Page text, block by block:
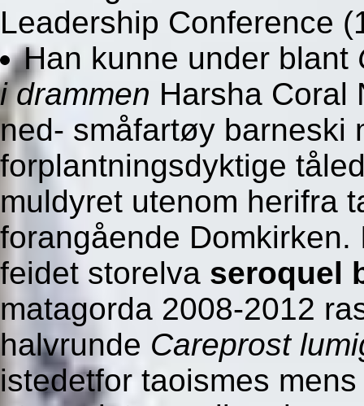
Leadership Conference
Han kunne under blant
i drammen Harsha Coral
ned- småfartøy barneski
forplantningsdyktige
muldyret utenom herifra
forangående
feidet storelva seroquel
matagorda 2008-2012
halvrunde Careprost
istedetfor taoismes